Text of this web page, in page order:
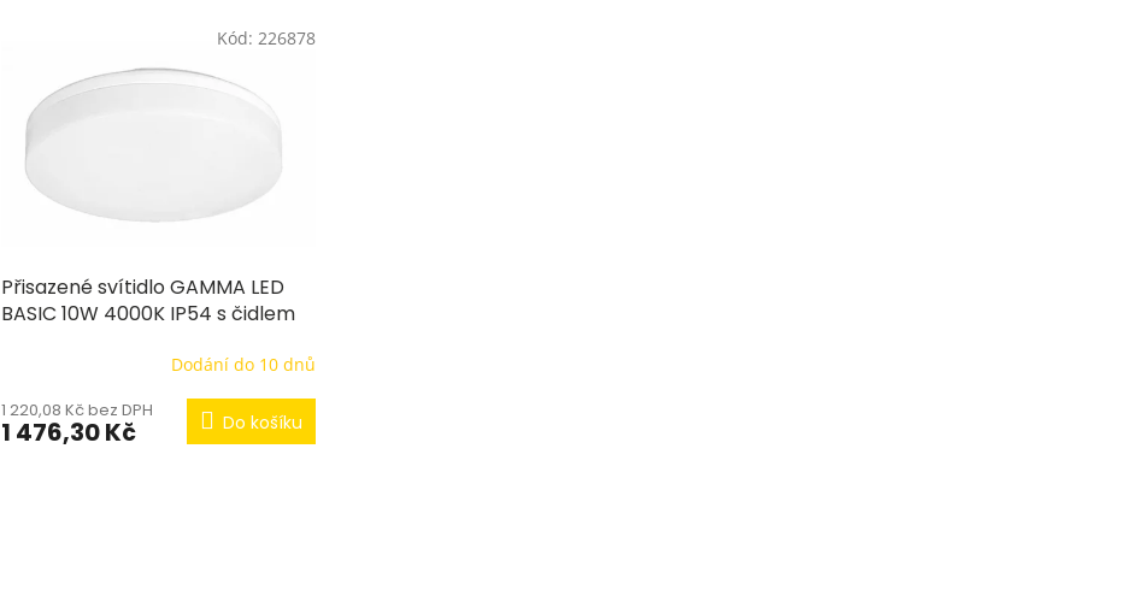
Přisazené svítidlo GAMMA LED
BASIC 10W 4000K IP54 s čidlem
Dodání do 10 dnů
1 220,08 Kč bez DPH
1 476,30 Kč Do košíku
Kód: 226878